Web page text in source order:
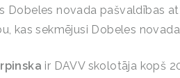
Dobeles novada pašvaldības
kas sekmējusi Dobeles
ir DAVV skolotāja kopš